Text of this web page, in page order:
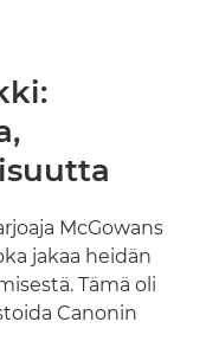
McGowans
jakaa heidän
Tämä oli
Canonin